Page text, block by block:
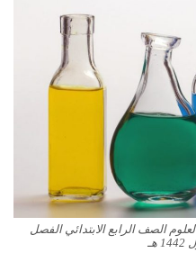
الصف الرابع الابتدائي الفصل
هـ